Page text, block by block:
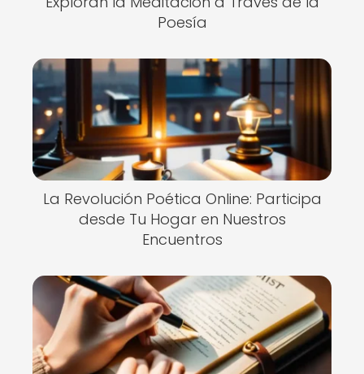
Poesía
La Revolución Poética Online: Participa
desde Tu Hogar en Nuestros
Encuentros